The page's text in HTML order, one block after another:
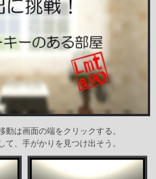
は画面の端をクリックする。
、手がかりを見つけ出そう。